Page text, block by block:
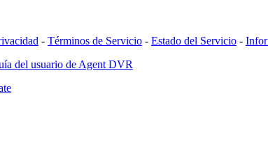
- Términos de Servicio - Estado del Servicio -
del usuario de Agent DVR